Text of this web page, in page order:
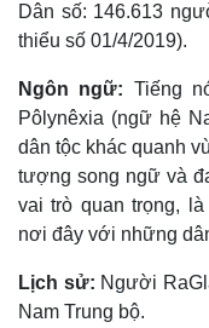
Dân số: 146.613
thiểu số 01/4/2019).
Ngôn ngữ: Tiếng
Pôlynêxia (ngữ hệ
dân tộc khác quanh
tượng song ngữ và
vai trò quan trọng,
nơi đây với những
Lịch sử: Người
Nam Trung bộ.